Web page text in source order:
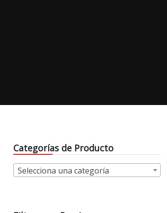
Categorías de Producto
Selecciona una categoría